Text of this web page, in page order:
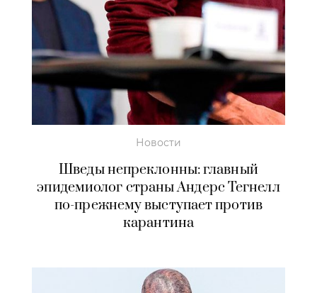
Новости
Шведы непреклонны: главный
эпидемиолог страны Андерс Тегнелл
по-прежнему выступает против
карантина